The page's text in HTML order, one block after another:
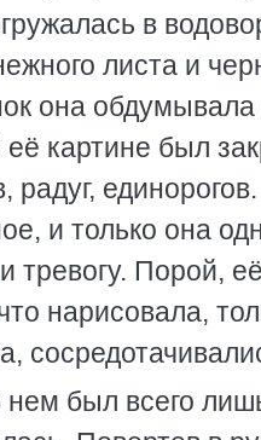
в
листа и
она
её картине был
и только она
тревогу. Порой,
нарисовала,
был всего